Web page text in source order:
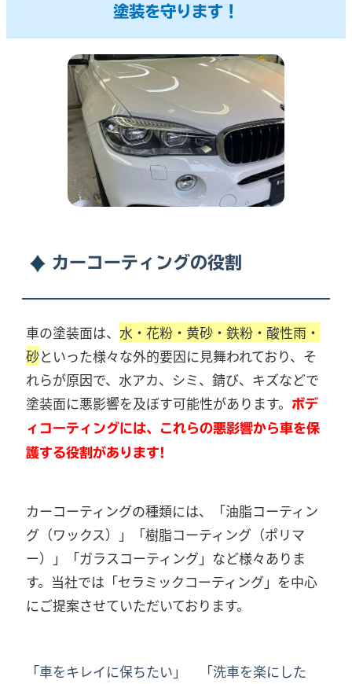
塗装を守ります！
カーコーティングの役割
車の塗装面は、 水・花粉・黄砂・鉄粉・酸性雨・
砂といった様々な外的要因に見舞われており、そ
れらが原因で、水アカ、シミ、錆び、キズなどで
塗装面に悪影響を及ぼす可能性があります。
ボデ
ィコーティングには、これらの悪影響から車を保
護する役割があります!
カーコーティングの種類には、「油脂コーティン
グ（ワックス）」「樹脂コーティング（ポリマ
ー）」「ガラスコーティング」など様々ありま
す。当社では「セラミックコーティング」を中心
にご提案させていただいております。
「車をキレイに保ちたい」
「洗車を楽にした